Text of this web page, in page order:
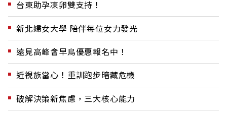
台東助孕凍卵雙支持！
新北婦女大學 陪伴每位女力發光
遠見高峰會早鳥優惠報名中！
近視族當心！重訓跑步暗藏危機
破解決策新焦慮，三大核心能力